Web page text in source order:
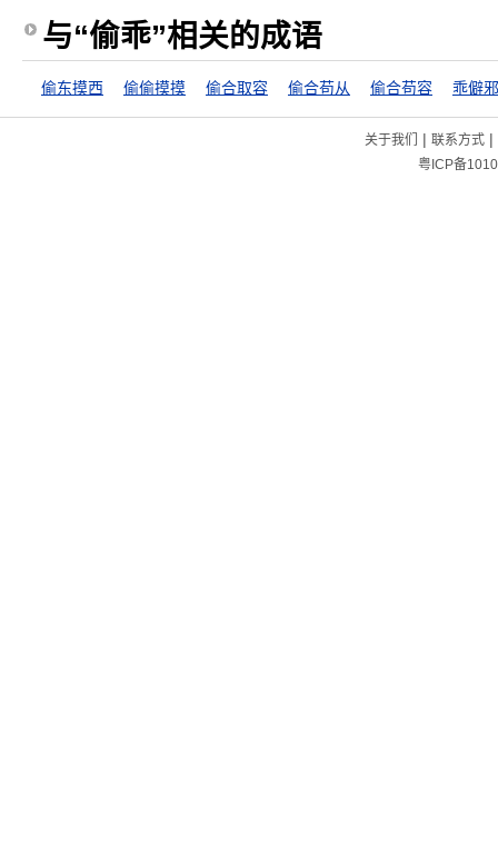
与“偷乖”相关的成语
偷东摸西 偷偷摸摸 偷合取容 偷合苟从 偷合苟容 乖僻
关于我们 | 联系方式|
粤ICP备